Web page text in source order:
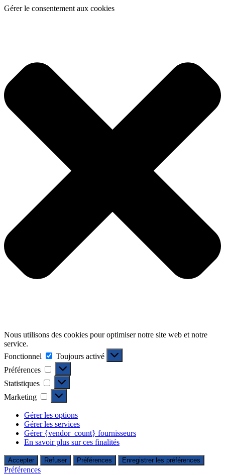
Gérer le consentement aux cookies
Nous utilisons des cookies pour optimiser notre site web et notre
service.
Fonctionnel
Fonctionnel
Toujours activé
Préférences
Préférences
Statistiques Statistiques
Marketing Marketing
Gérer les options
Gérer les services
Gérer {vendor_count} fournisseurs
En savoir plus sur ces finalités
Accepter Refuser Préférences Enregistrer les préférences
Préférences